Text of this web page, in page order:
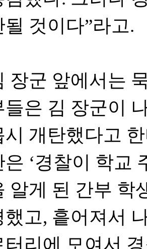
될 것이다”라고.
장군 앞에서는
들은 김 장군이
시 개탄했다고
은 ‘경찰이 학교
알게 된 간부 학
했고, 흩어져서
터리에 모여서